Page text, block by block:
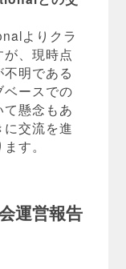
よりクラ
、現時点
明である
ースでの
懸念もあ
交流を進
す。
運営報告